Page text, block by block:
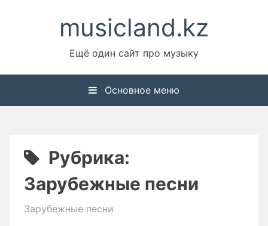
содержимомуmusicland.kz
Ещё один сайт про музыку
Основное меню
Рубрика:
Зарубежные песни
Зарубежные песни